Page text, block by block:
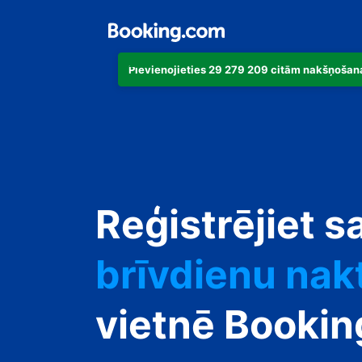
Pievienojieties 29 279 209 citām
Reģistrējiet
viesnīcu
brīvdienu
viesu namu
vietnē